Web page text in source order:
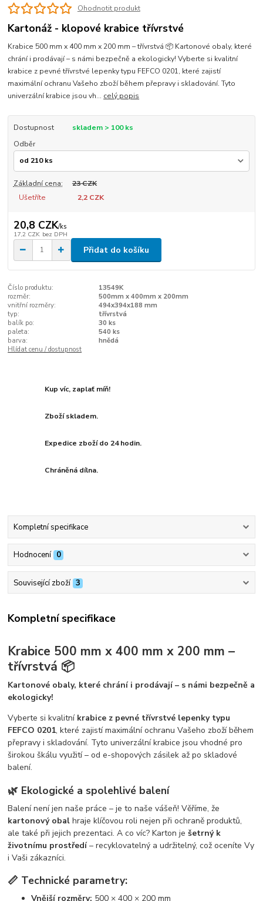
Ohodnotit produkt
Kartonáž - klopové krabice třívrstvé
Krabice 500 mm x 400 mm x 200 mm – třívrstvá 📦 Kartonové obaly, které
chrání i prodávají – s námi bezpečně a ekologicky! Vyberte si kvalitní
krabice z pevné třívrstvé lepenky typu FEFCO 0201, které zajistí
maximální ochranu Vašeho zboží během přepravy i skladování. Tyto
univerzální krabice jsou vh... celý popis
Dostupnost
skladem > 100 ks
Odběr
Základní cena:
23 CZK
Ušetříte
2,2 CZK
20,8 CZK/ks
17,2 CZK bez DPH
Přidat do košíku
Číslo produktu:
13549K
rozměr:
500mm x 400mm x 200mm
vnitřní rozměry:
494x394x188 mm
typ:
třívrstvá
balík po:
30 ks
paleta:
540 ks
barva:
hnědá
Hlídat cenu / dostupnost
Kup víc, zaplať míň!
Zboží skladem.
Expedice zboží do 24 hodin.
Chráněná dílna.
Kompletní specifikace
Hodnocení 0
Související zboží 3
Kompletní specifikace
Krabice 500 mm x 400 mm x 200 mm –
třívrstvá 📦
Kartonové obaly, které chrání i prodávají – s námi bezpečně a
ekologicky!
Vyberte si kvalitní krabice z pevné třívrstvé lepenky typu
FEFCO 0201, které zajistí maximální ochranu Vašeho zboží během
přepravy i skladování. Tyto univerzální krabice jsou vhodné pro
širokou škálu využití – od e-shopových zásilek až po skladové
balení.
🌿 Ekologické a spolehlivé balení
Balení není jen naše práce – je to naše vášeň! Věříme, že
kartonový obal hraje klíčovou roli nejen při ochraně produktů,
ale také při jejich prezentaci. A co víc? Karton ješetrný k
životnímu prostředí– recyklovatelný a udržitelný, což oceníte Vy
i Vaši zákazníci.
📏 Technické parametry:
Vnější rozměry: 500 × 400 × 200 mm